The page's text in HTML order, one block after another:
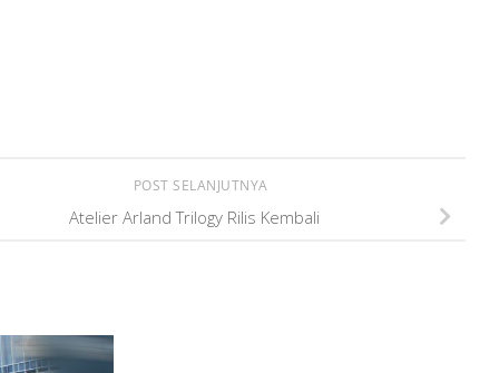
POST SELANJUTNYA
Atelier Arland Trilogy Rilis Kembali